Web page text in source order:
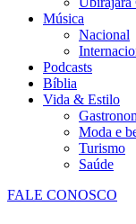
Música
Nacional
Podcasts
Bíblia
Vida & Estilo
Moda e
Turismo
Saúde
FALE CONOSCO